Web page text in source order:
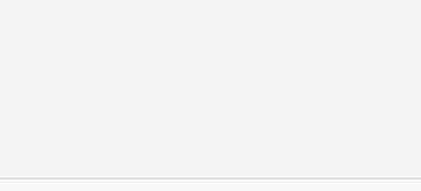
菌數實驗，由檢驗單位證明廚房紙巾的優點。